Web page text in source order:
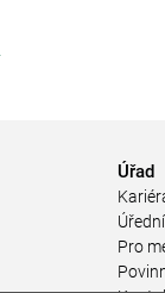
Úřad
Pro